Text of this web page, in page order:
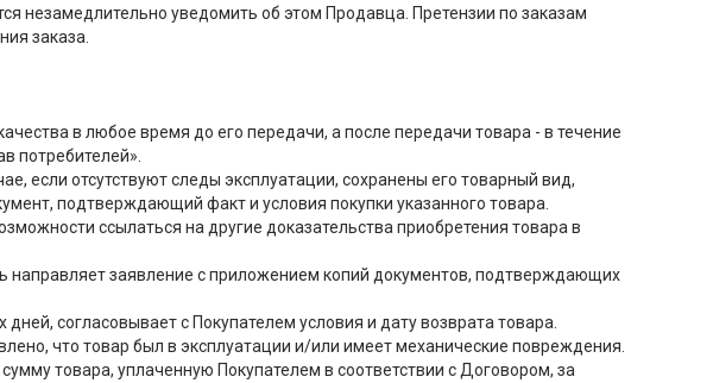
незамедлительно уведомить об этом Продавца. Претензии по заказам
заказа.
в любое время до его передачи, а после передачи товара - в течение
потребителей».
если отсутствуют следы эксплуатации, сохранены его товарный вид,
подтверждающий факт и условия покупки указанного товара.
ссылаться на другие доказательства приобретения товара в
направляет заявление с приложением копий документов, подтверждающих
согласовывает с Покупателем условия и дату возврата товара.
что товар был в эксплуатации и/или имеет механические повреждения.
товара, уплаченную Покупателем в соответствии с Договором, за